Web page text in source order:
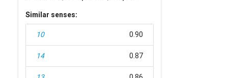
Similar senses:
10 0.90
14 0.87